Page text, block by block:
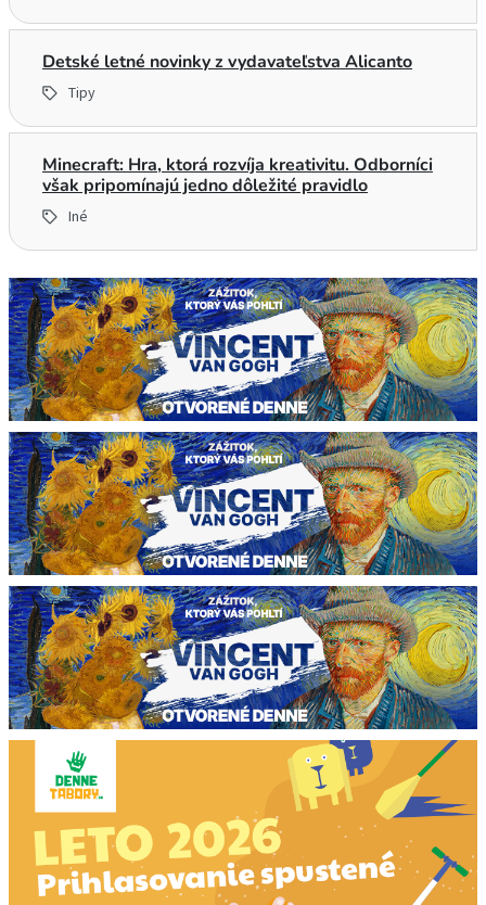
Detské letné novinky z vydavateľstva Alicanto
Tipy
Minecraft: Hra, ktorá rozvíja kreativitu. Odborníci
však pripomínajú jedno dôležité pravidlo
Iné